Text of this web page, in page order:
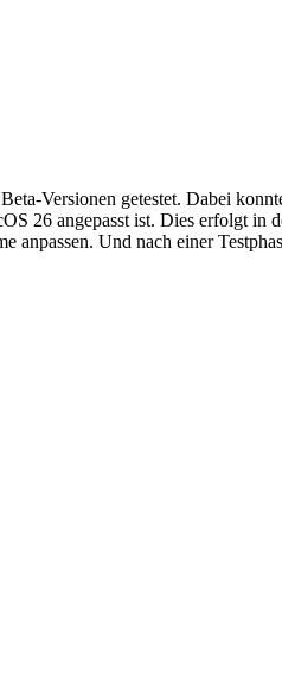
Versionen getestet. Dabei
26 angepasst ist. Dies erfolgt in
Und nach einer